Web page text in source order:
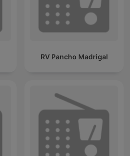
RV Pancho Madrigal